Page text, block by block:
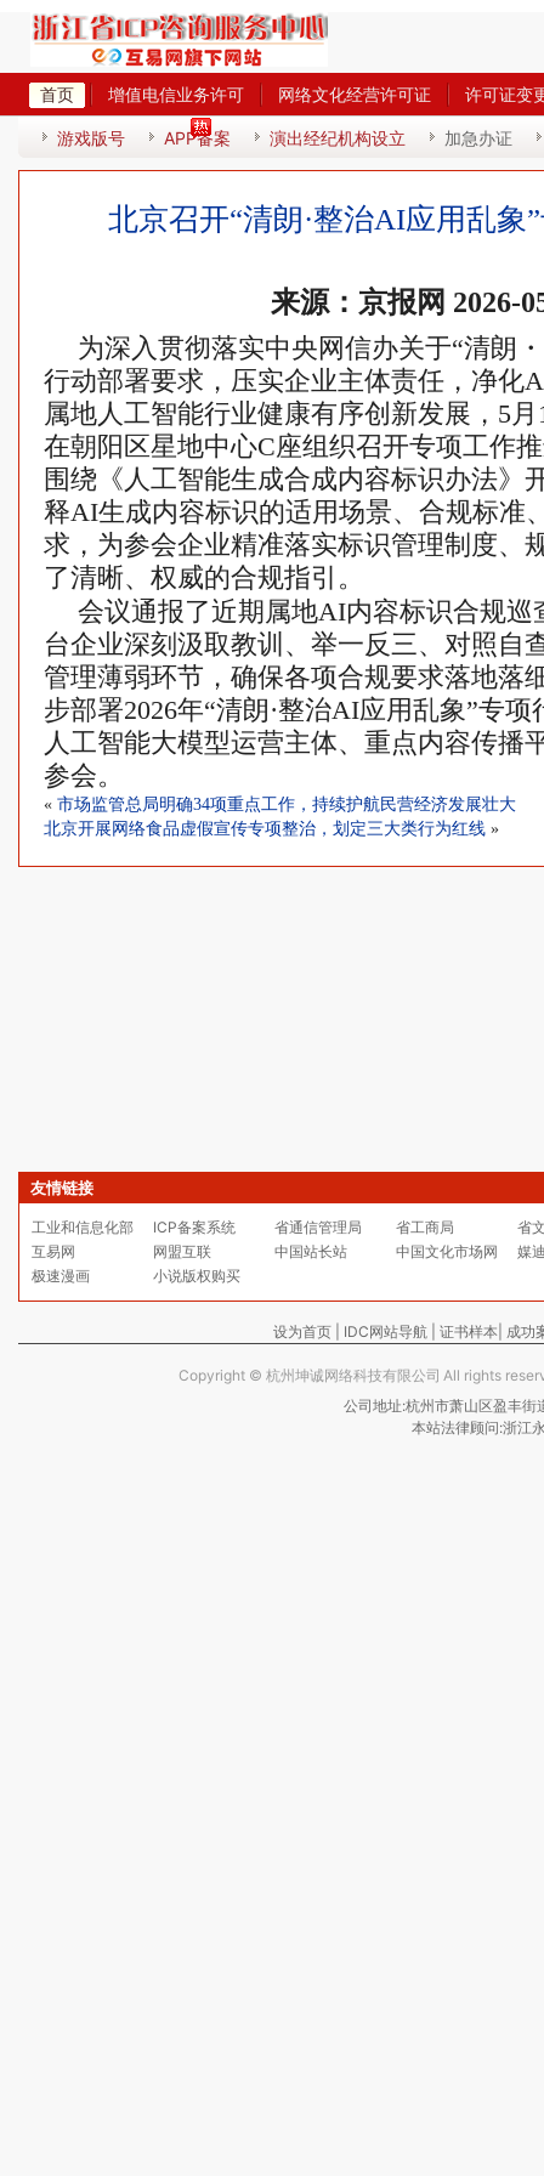
首页 增值电信业务许可 网络文化经营许可证
许可证变
热
游戏版号 APP备案 演出经纪机构设立 加急办证
北京召开“清朗·整治AI应用乱象
来源：京报网 2026-
为深入贯彻落实中央网信办关于“清朗
行动部署要求，压实企业主体责任，净化
属地人工智能行业健康有序创新发展，5
在朝阳区星地中心C座组织召开专项工作
围绕《人工智能生成合成内容标识办法》
释AI生成内容标识的适用场景、合规标准
求，为参会企业精准落实标识管理制度、
了清晰、权威的合规指引。
会议通报了近期属地AI内容标识合规巡
台企业深刻汲取教训、举一反三、对照自
管理薄弱环节，确保各项合规要求落地落
步部署2026年“清朗·整治AI应用乱象”专
人工智能大模型运营主体、重点内容传播
参会。
« 市场监管总局明确34项重点工作，持续护航民营经济发展壮大
北京开展网络食品虚假宣传专项整治，划定三大类行为红线 »
友情链接
工业和信息化部 ICP备案系统 省通信管理局 省工商局
省
互易网
网盟互联 中国站长站 中国文化市场网
媒
极速漫画
小说版权购买
设为首页| IDC网站导航| 证书样本| 成功
Copyright © 杭州坤诚网络科技有限公司 All rights
公司地址:杭州市萧山区盈丰
本站法律顾问:浙江